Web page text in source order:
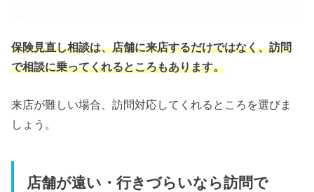
保険見直し相談は、店舗に来店するだけではなく、訪問
で相談に乗ってくれるところもあります。
来店が難しい場合、訪問対応してくれるところを選びま
しょう。
店舗が遠い・行きづらいなら訪問で